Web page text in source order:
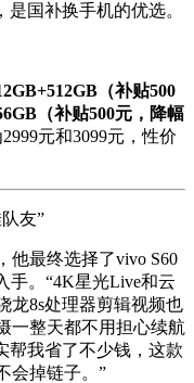
是国补换手机的优选。
（补贴500
（补贴500元，降幅
元和3099元，性价
友”
他最终选择了vivo S60
手。“4K星光Live和云
龙8s处理器剪辑视频也
一整天都不用担心续航
帮我省了不少钱，这款
会掉链子。”